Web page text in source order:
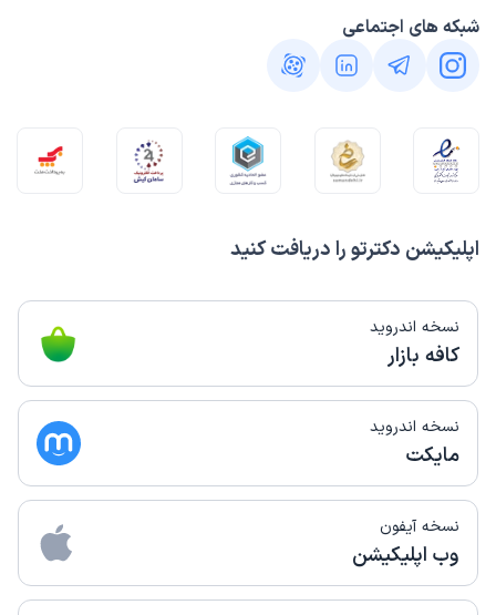
اپلیکیشن دکترتو را دریافت کنید
نسخه اندروید
کافه بازار
نسخه اندروید
مایکت
نسخه آیفون
وب اپلیکیشن
شبکه های اجتماعی